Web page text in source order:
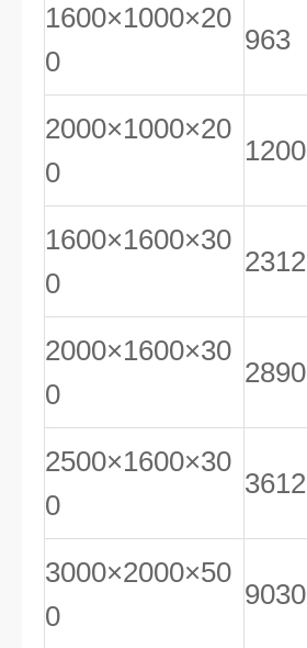
1600×1000×20
0
963
2000×1000×20
0
1200
1600×1600×30
0
2312
2000×1600×30
0
2890
2500×1600×30
0
3612
3000×2000×50
0
9030